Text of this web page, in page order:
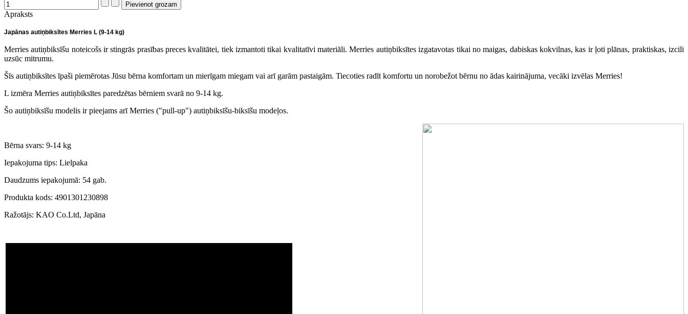
Apraksts
Japānas autiņbiksītes Merries L (9-14 kg)
Merries autiņbiksīšu noteicošs ir stingrās prasības preces kvalitātei, tiek izmantoti tikai kvalitatīvi materiāli. Merries autiņbiksītes izgatavotas tikai no maigas, dabiskas kokvilnas, kas ir ļoti plānas, praktiskas, izcili
uzsūc mitrumu.
Šīs autiņbiksītes īpaši piemērotas Jūsu bērna komfortam un mierīgam miegam vai arī garām pastaigām. Tiecoties radīt komfortu un norobežot bērnu no ādas kairinājuma, vecāki izvēlas Merries!
L izmēra Merries autiņbiksītes paredzētas bērniem svarā no 9-14 kg.
Šo autiņbiksīšu modelis ir pieejams arī Merries ("pull-up") autiņbiksīšu-biksīšu modeļos.
Bērna svars: 9-14 kg
Iepakojuma tips: Lielpaka
Daudzums iepakojumā: 54 gab.
Produkta kods: 4901301230898
Ražotājs: KAO Co.Ltd, Japāna